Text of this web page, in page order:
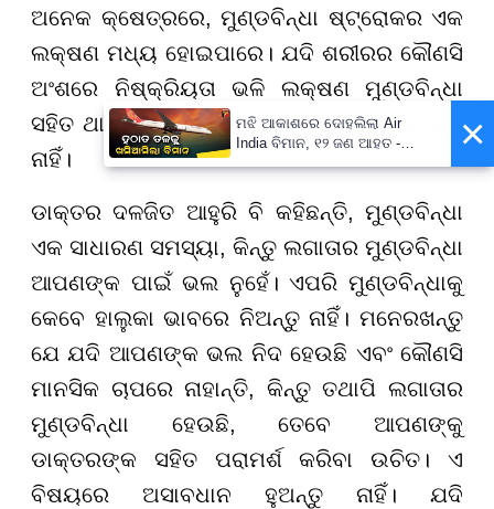
ଅନେକ କ୍ଷେତ୍ରରେ, ମୁଣ୍ଡବିନ୍ଧା ଷ୍ଟ୍ରୋକର ଏକ
ଲକ୍ଷଣ ମଧ୍ୟ ହୋଇପାରେ। ଯଦି ଶରୀରର କୌଣସି
ଅଂଶରେ ନିଷ୍କ୍ରିୟତା ଭଳି ଲକ୍ଷଣ ମୁଣ୍ଡବିନ୍ଧା
ସହିତ ଥାଏ, ତେବେ ଏହାକୁ ହାଲୁକା ଭାବରେ ନିଅନ୍ତୁ
ନାହିଁ।
ଡାକ୍ତର ଦଳଜିତ ଆହୁରି ବି କହିଛନ୍ତି, ମୁଣ୍ଡବିନ୍ଧା
ଏକ ସାଧାରଣ ସମସ୍ୟା, କିନ୍ତୁ ଲଗାତାର ମୁଣ୍ଡବିନ୍ଧା
ଆପଣଙ୍କ ପାଇଁ ଭଲ ନୁହେଁ। ଏପରି ମୁଣ୍ଡବିନ୍ଧାକୁ
କେବେ ହାଲୁକା ଭାବରେ ନିଅନ୍ତୁ ନାହିଁ। ମନେରଖନ୍ତୁ
ଯେ ଯଦି ଆପଣଙ୍କ ଭଲ ନିଦ ହେଉଛି ଏବଂ କୌଣସି
ମାନସିକ ଚାପରେ ନାହାନ୍ତି, କିନ୍ତୁ ତଥାପି ଲଗାତାର
ମୁଣ୍ଡବିନ୍ଧା ହେଉଛି, ତେବେ ଆପଣଙ୍କୁ
ଡାକ୍ତରଙ୍କ ସହିତ ପରାମର୍ଶ କରିବା ଉଚିତ। ଏ
ବିଷୟରେ ଅସାବଧାନ ହୁଅନ୍ତୁ ନାହିଁ। ଯଦି
×
ମଝି ଆକାଶରେ ଦୋହଲିଲା Air
India ବିମାନ, ୧୨ ଜଣ ଆହତ -